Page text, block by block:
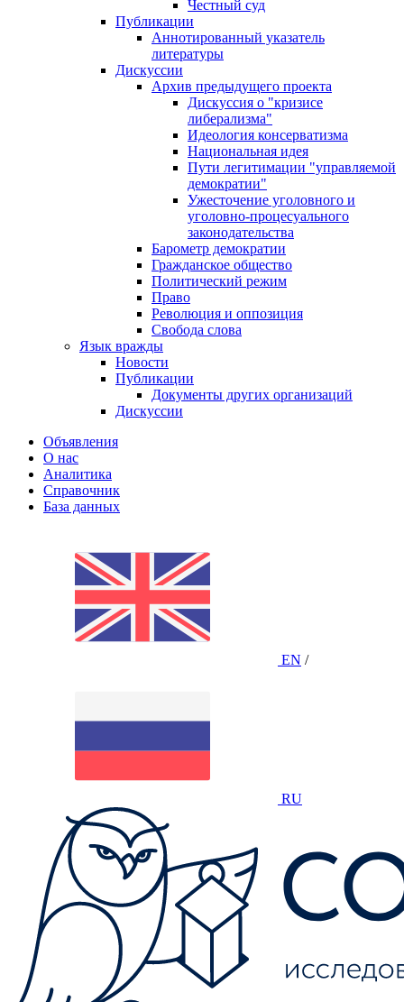
Честный суд
Публикации
Аннотированный указатель
литературы
Дискуссии
Архив предыдущего проекта
Дискуссия о "кризисе
либерализма"
Идеология консерватизма
Национальная идея
Пути легитимации "управляемой
демократии"
Ужесточение уголовного и
уголовно-процесуального
законодательства
Барометр демократии
Гражданское общество
Политический режим
Право
Революция и оппозиция
Свобода слова
Язык вражды
Новости
Публикации
Документы других организаций
Дискуссии
Объявления
О нас
Аналитика
Справочник
База данных
EN /
RU